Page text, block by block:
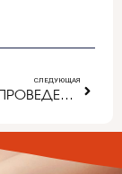
СЛЕДУЮЩАЯ
19.02.2016г. ПРОВЕДЕНО МУНИЦИПАЛЬНОЕ РОДИТЕЛЬСКОЕ СОБРАНИЕ ДЛЯ РОДИТЕЛЕЙ ОБУЧАЮЩИХСЯ 9 КЛАССОВ